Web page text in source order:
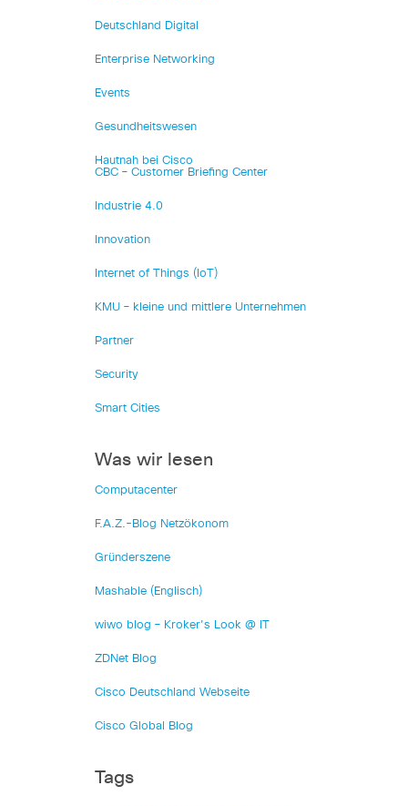
Deutschland Digital
Enterprise Networking
Events
Gesundheitswesen
Hautnah bei Cisco
CBC – Customer Briefing Center
Industrie 4.0
Innovation
Internet of Things (IoT)
KMU – kleine und mittlere Unternehmen
Partner
Security
Smart Cities
Was wir lesen
Computacenter
F.A.Z.-Blog Netzökonom
Gründerszene
Mashable (Englisch)
wiwo blog – Kroker's Look @ IT
ZDNet Blog
Cisco Deutschland Webseite
Cisco Global Blog
Tags